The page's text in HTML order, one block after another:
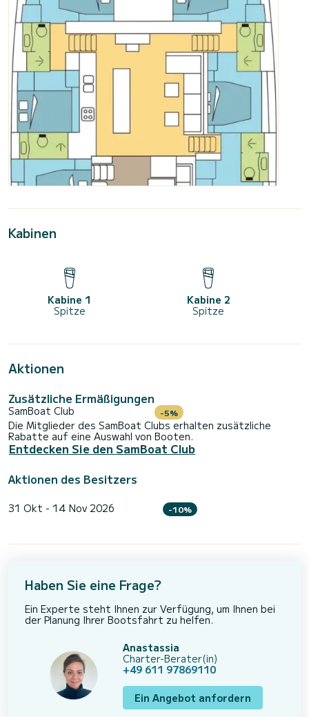
Kabinen
Kabine 1
Spitze
Kabine 2
Spitze
Aktionen
Zusätzliche Ermäßigungen
SamBoat Club -5%
Die Mitglieder des SamBoat Clubs erhalten zusätzliche
Rabatte auf eine Auswahl von Booten.
Entdecken Sie den SamBoat Club
Aktionen des Besitzers
31 Okt - 14 Nov 2026 -10%
Haben Sie eine Frage?
Ein Experte steht Ihnen zur Verfügung, um Ihnen bei
der Planung Ihrer Bootsfahrt zu helfen.
Anastassia
Charter-Berater(in)
+49 611 97869110
Ein Angebot anfordern